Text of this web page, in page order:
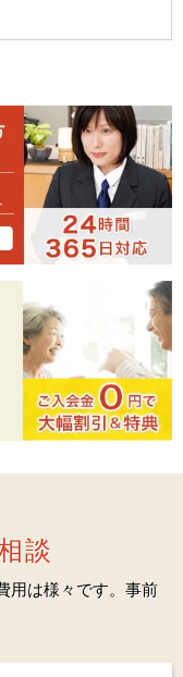
談
用は様々です。事前